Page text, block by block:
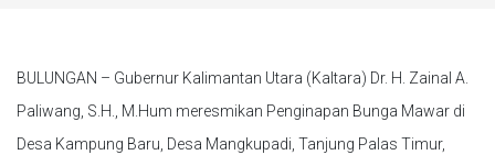
BULUNGAN – Gubernur Kalimantan Utara (Kaltara) Dr. H. Zainal A.
Paliwang, S.H., M.Hum meresmikan Penginapan Bunga Mawar di
Desa Kampung Baru, Desa Mangkupadi, Tanjung Palas Timur,